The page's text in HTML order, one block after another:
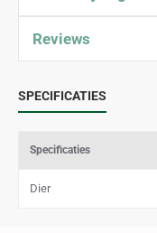
Reviews
SPECIFICATIES
Specificaties
Dier